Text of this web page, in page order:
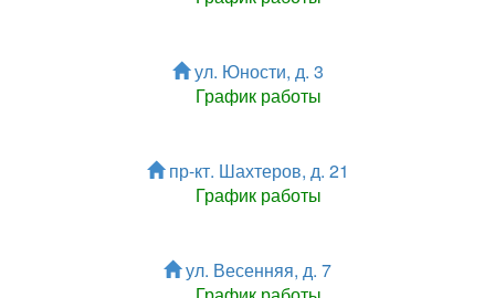
ул. Юности, д. 3
График работы
пр-кт. Шахтеров, д. 21
График работы
ул. Весенняя, д. 7